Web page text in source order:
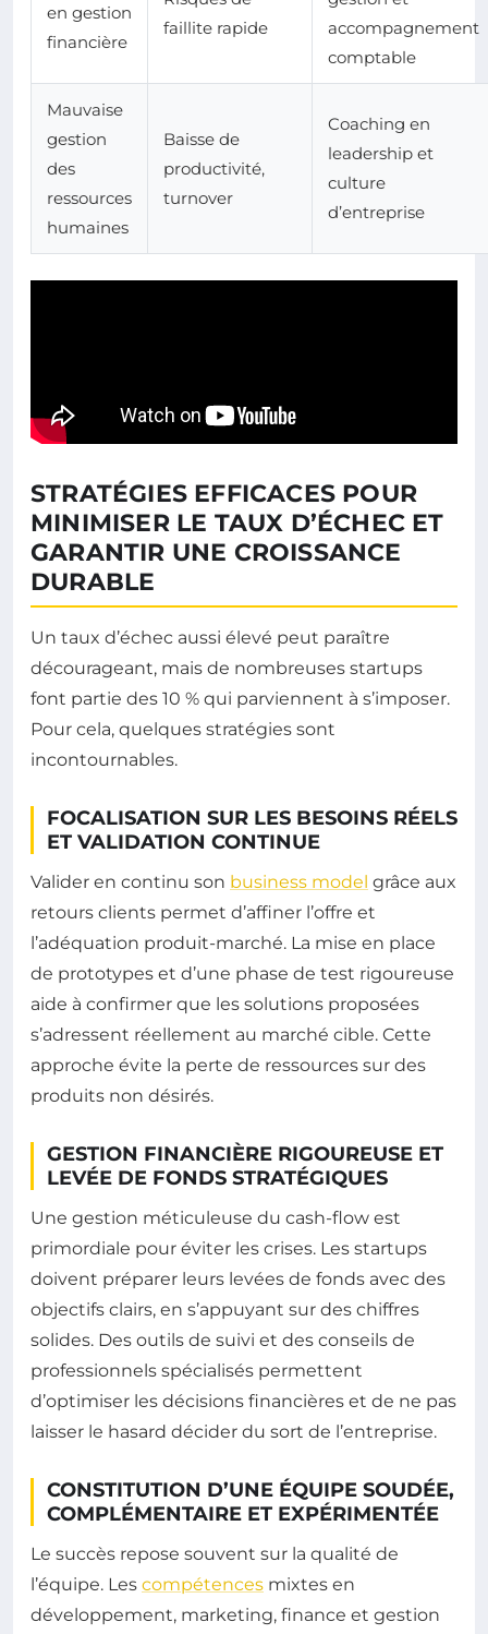
en gestion
financière
faillite rapide
accompagnement
comptable
Mauvaise
gestion
des
ressources
humaines
Baisse de
productivité,
turnover
Coaching en
leadership et
culture
d’entreprise
STRATÉGIES EFFICACES POUR
MINIMISER LE TAUX D’ÉCHEC ET
GARANTIR UNE CROISSANCE
DURABLE
Un taux d’échec aussi élevé peut paraître
décourageant, mais de nombreuses startups
font partie des 10 % qui parviennent à s’imposer.
Pour cela, quelques stratégies sont
incontournables.
FOCALISATION SUR LES BESOINS RÉELS
ET VALIDATION CONTINUE
Valider en continu son business model grâce aux
retours clients permet d’affiner l’offre et
l’adéquation produit-marché. La mise en place
de prototypes et d’une phase de test rigoureuse
aide à confirmer que les solutions proposées
s’adressent réellement au marché cible. Cette
approche évite la perte de ressources sur des
produits non désirés.
GESTION FINANCIÈRE RIGOUREUSE ET
LEVÉE DE FONDS STRATÉGIQUES
Une gestion méticuleuse du cash-flow est
primordiale pour éviter les crises. Les startups
doivent préparer leurs levées de fonds avec des
objectifs clairs, en s’appuyant sur des chiffres
solides. Des outils de suivi et des conseils de
professionnels spécialisés permettent
d’optimiser les décisions financières et de ne pas
laisser le hasard décider du sort de l’entreprise.
CONSTITUTION D’UNE ÉQUIPE SOUDÉE,
COMPLÉMENTAIRE ET EXPÉRIMENTÉE
Le succès repose souvent sur la qualité de
l’équipe. Les compétences mixtes en
développement, marketing, finance et gestion